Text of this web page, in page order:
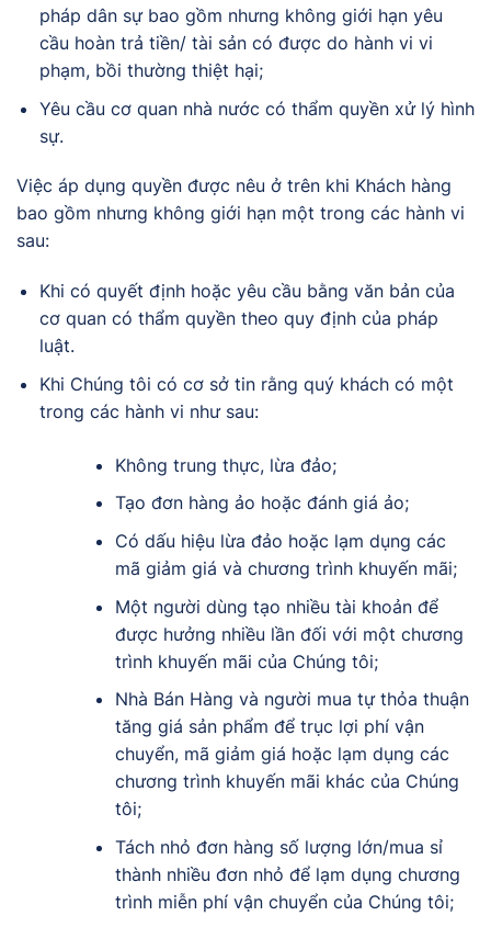
pháp dân sự bao gồm nhưng không giới hạn yêu
cầu hoàn trả tiền/ tài sản có được do hành vi vi
phạm, bồi thường thiệt hại;
Yêu cầu cơ quan nhà nước có thẩm quyền xử lý hình
sự.
Việc áp dụng quyền được nêu ở trên khi Khách hàng
bao gồm nhưng không giới hạn một trong các hành vi
sau:
Khi có quyết định hoặc yêu cầu bằng văn bản của
cơ quan có thẩm quyền theo quy định của pháp
luật.
Khi Chúng tôi có cơ sở tin rằng quý khách có một
trong các hành vi như sau:
Không trung thực, lừa đảo;
Tạo đơn hàng ảo hoặc đánh giá ảo;
Có dấu hiệu lừa đảo hoặc lạm dụng các
mã giảm giá và chương trình khuyến mãi;
Một người dùng tạo nhiều tài khoản để
được hưởng nhiều lần đối với một chương
trình khuyến mãi của Chúng tôi;
Nhà Bán Hàng và người mua tự thỏa thuận
tăng giá sản phẩm để trục lợi phí vận
chuyển, mã giảm giá hoặc lạm dụng các
chương trình khuyến mãi khác của Chúng
tôi;
Tách nhỏ đơn hàng số lượng lớn/mua sỉ
thành nhiều đơn nhỏ để lạm dụng chương
trình miễn phí vận chuyển của Chúng tôi;